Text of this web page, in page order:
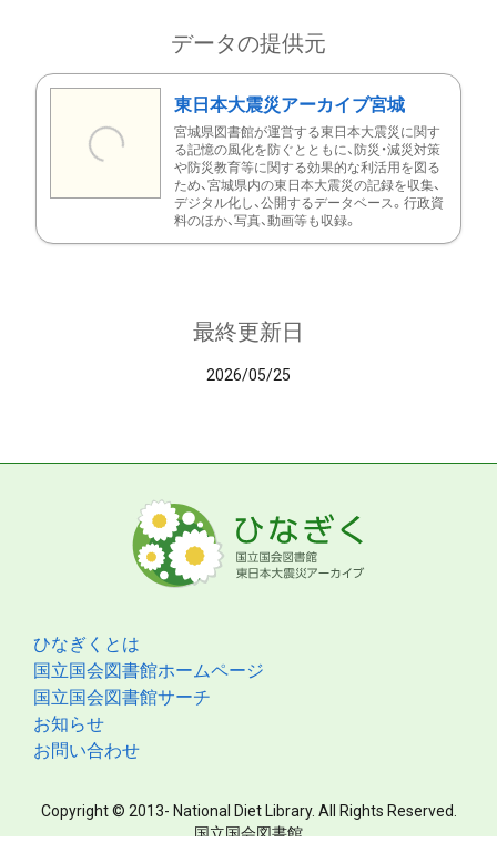
データの提供元
東日本大震災アーカイブ宮城
宮城県図書館が運営する東日本大震災に関す
る記憶の風化を防ぐとともに、防災・減災対策
や防災教育等に関する効果的な利活用を図る
ため、宮城県内の東日本大震災の記録を収集、
デジタル化し、公開するデータベース。行政資
料のほか、写真、動画等も収録。
最終更新日
2026/05/25
ひなぎくとは
国立国会図書館ホームページ
国立国会図書館サーチ
お知らせ
お問い合わせ
Copyright © 2013- National Diet Library. All Rights Reserved.